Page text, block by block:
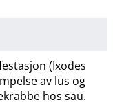
(Ixodes
av lus og
hos sau.